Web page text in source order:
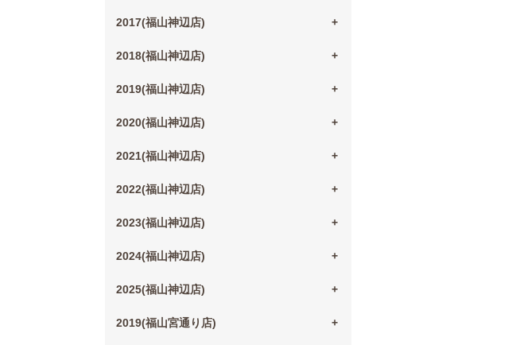
2017(福山神辺店)
2018(福山神辺店)
2019(福山神辺店)
2020(福山神辺店)
2021(福山神辺店)
2022(福山神辺店)
2023(福山神辺店)
2024(福山神辺店)
2025(福山神辺店)
2019(福山宮通り店)